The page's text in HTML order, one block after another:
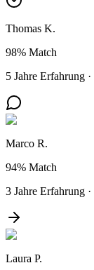
Thomas K.
98% Match
5 Jahre Erfahrung ·
Marco R.
94% Match
3 Jahre Erfahrung ·
Laura P.